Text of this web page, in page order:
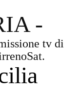
-
tv di